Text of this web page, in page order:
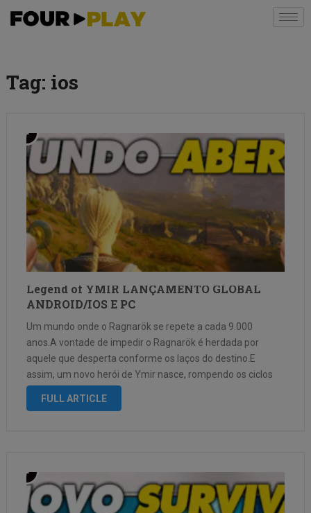
Tag: ios
Legend of YMIR LANÇAMENTO GLOBAL
ANDROID/IOS E PC
Um mundo onde o Ragnarök se repete a cada 9.000
anos.A vontade de impedir o Ragnarök é herdada por
aquele que desperta conforme os laços do destino.E
assim, um novo herói de Ymir nasce, rompendo os ciclos
da reencarnação. A biografia de heróis que superaram o …
FULL ARTICLE